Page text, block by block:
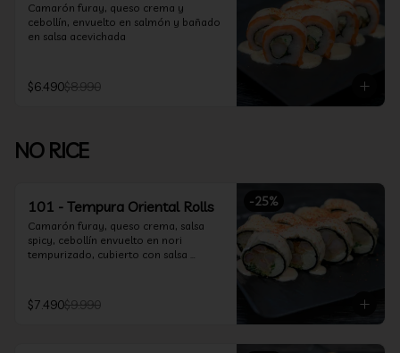
Camarón furay, queso crema y
cebollín, envuelto en salmón y bañado
en salsa acevichada
$6.490$8.990
NO RICE
-25%
101 - Tempura Oriental Rolls
Camarón furay, queso crema, salsa
spicy, cebollín envuelto en nori
tempurizado, cubierto con salsa
$7.490$9.990